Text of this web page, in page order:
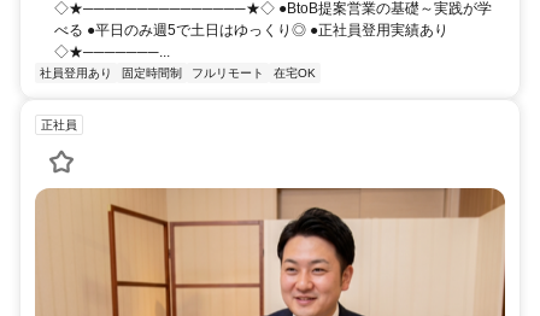
◇★───────────────★◇ ●BtoB提案営業の基礎～実践が学
べる ●平日のみ週5で土日はゆっくり◎ ●正社員登用実績あり
◇★───────...
社員登用あり 固定時間制 フルリモート 在宅OK
正社員